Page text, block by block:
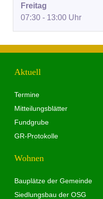
Freitag
07:30 - 13:00 Uhr
Aktuell
Termine
Mitteilungsblätter
Fundgrube
GR-Protokolle
Wohnen
Bauplätze der Gemeinde
Siedlungsbau der OSG